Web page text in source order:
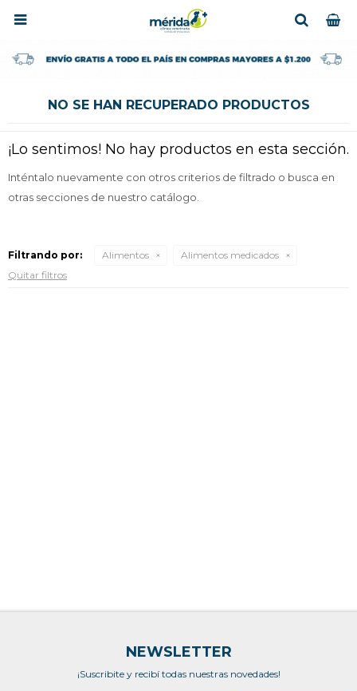

NO SE HAN RECUPERADO PRODUCTOS
¡Lo sentimos! No hay productos en esta sección.
Inténtalo nuevamente con otros criterios de filtrado o busca en
otras secciones de nuestro catálogo.
Filtrando por: Alimentos
Alimentos medicados
Quitar filtros
NEWSLETTER
¡Suscribite y recibí todas nuestras novedades!